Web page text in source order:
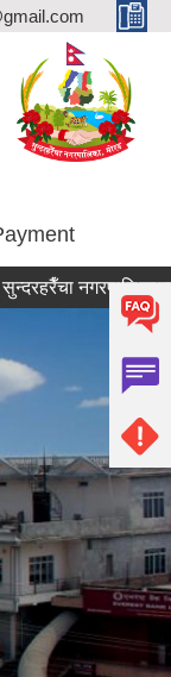
विभिन्न